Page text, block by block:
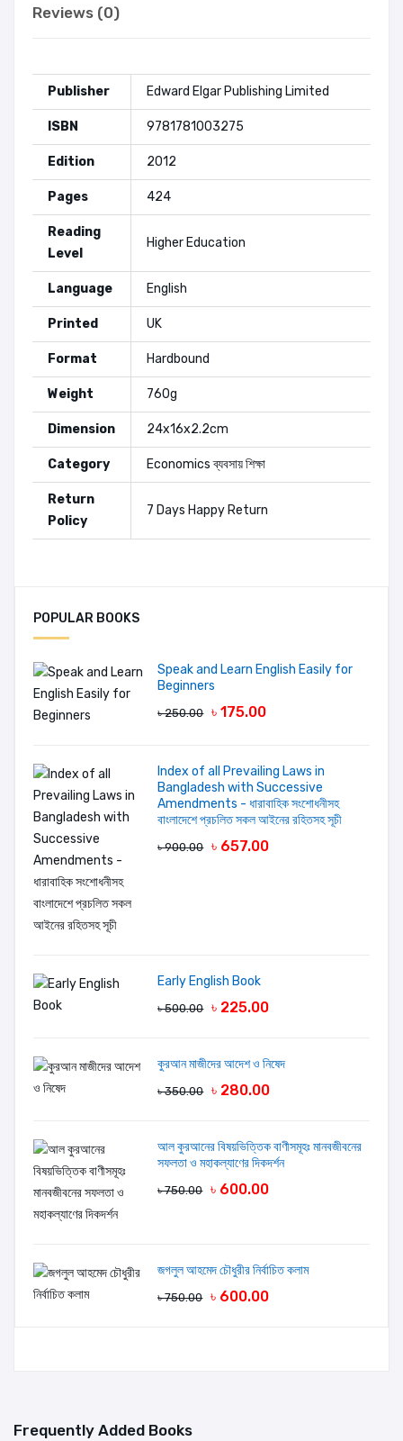
Reviews (0)
Publisher Edward Elgar Publishing Limited
ISBN 9781781003275
Edition 2012
Pages 424
Reading
Level
Higher Education
Language English
Printed UK
Format Hardbound
Weight 760g
Dimension 24x16x2.2cm
Category Economics ব্যবসায় শিক্ষা
Return
Policy
7 Days Happy Return
Sridhar Khatri
Sultan Hafeez Rahman
Your Rating
Your review
LOGIN FIRST
POPULAR BOOKS
Speak and Learn English Easily for
Beginners
৳ 250.00 ৳ 175.00
Index of all Prevailing Laws in
Bangladesh with Successive
Amendments - ধারাবাহিক সংশোধনীসহ
বাংলাদেশে প্রচলিত সকল আইনের রহিতসহ সূচী
৳ 900.00 ৳ 657.00
Early English Book
৳ 500.00 ৳ 225.00
কুরআন মাজীদের আদেশ ও নিষেদ
৳ 350.00 ৳ 280.00
আল কুরআনের বিষয়ভিত্তিক বাণীসমূহঃ মানবজীবনের
সফলতা ও মহাকল্যাণের দিকদর্শন
৳ 750.00 ৳ 600.00
জগলুল আহমেদ চৌধুরীর নির্বাচিত কলাম
৳ 750.00 ৳ 600.00
Frequently Added Books